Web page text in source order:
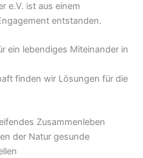
e.V. ist aus einem
entstanden.
ein lebendiges Miteinander in
finden wir Lösungen für die
Zusammenleben
der Natur gesunde